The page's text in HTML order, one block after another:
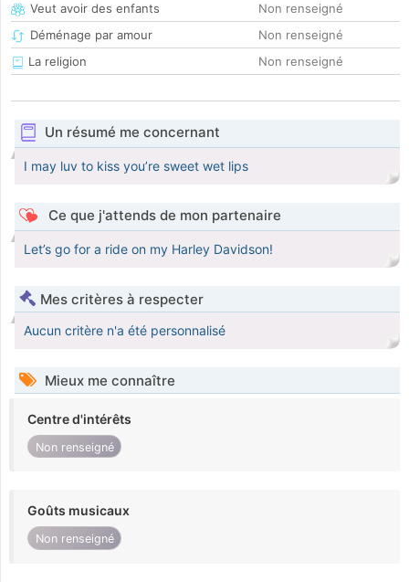
Veut avoir des enfants
Non renseigné
Déménage par amour
Non renseigné
La religion
Non renseigné
Un résumé me concernant
I may luv to kiss you’re sweet wet lips
Ce que j'attends de mon partenaire
Let’s go for a ride on my Harley Davidson!
Mes critères à respecter
Aucun critère n'a été personnalisé
Mieux me connaître
Centre d'intérêts
Non renseigné
Goûts musicaux
Non renseigné